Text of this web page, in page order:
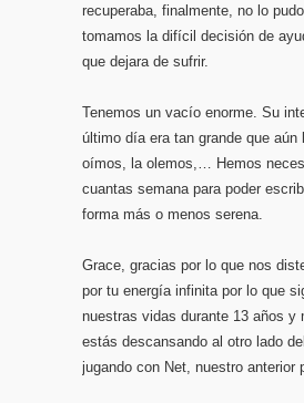
recuperaba, finalmente, no lo
tomamos la difícil decisión de
que dejara de sufrir.
Tenemos un vacío enorme. Su
último día era tan grande que aún
oímos, la olemos,… Hemos
cuantas semana para poder
forma más o menos serena.
Grace, gracias por lo que nos
por tu energía infinita por lo que
nuestras vidas durante 13 años y
estás descansando al otro lado
jugando con Net, nuestro anterior